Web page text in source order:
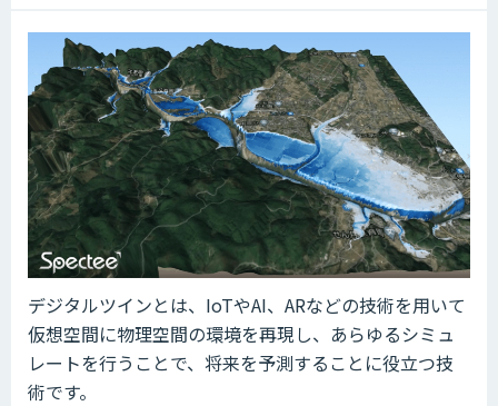
デジタルツインとは、IoTやAI、ARなどの技術を用いて
仮想空間に物理空間の環境を再現し、あらゆるシミュ
レートを行うことで、将来を予測することに役立つ技
術です。